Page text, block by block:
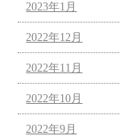
2023年1月
2022年12月
2022年11月
2022年10月
2022年9月